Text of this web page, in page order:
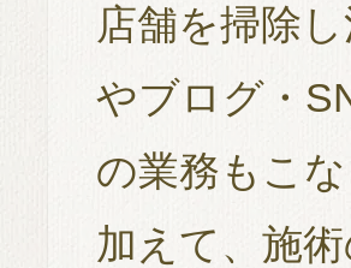
店舗を掃除
やブログ・
の業務もこ
加えて、施